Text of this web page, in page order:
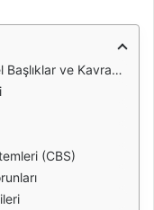
ve Kavramlar
(CBS)